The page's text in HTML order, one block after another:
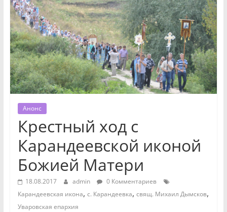
Анонс
Крестный ход с
Карандеевской иконой
Божией Матери
18.08.2017 admin
0 Комментариев
Карандеевская икона, с. Карандеевка, свящ. Михаил Дымсков,
Уваровская епархия